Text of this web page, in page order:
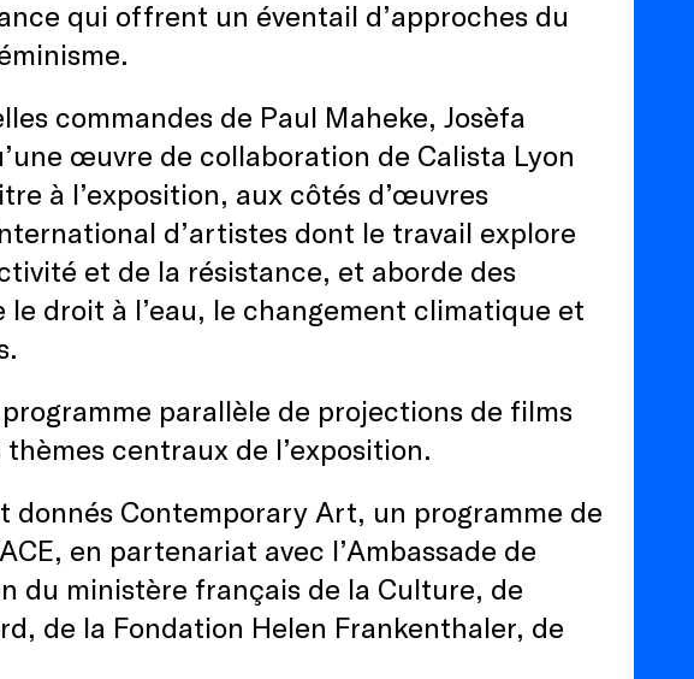
qui offrent un éventail d’approches du
commandes de Paul Maheke, Josèfa
œuvre de collaboration de Calista Lyon
à l’exposition, aux côtés d’œuvres
d’artistes dont le travail explore
et de la résistance, et aborde des
droit à l’eau, le changement climatique et
parallèle de projections de films
centraux de l’exposition.
donnés Contemporary Art, un programme de
en partenariat avec l’Ambassade de
du ministère français de la Culture, de
de la Fondation Helen Frankenthaler, de